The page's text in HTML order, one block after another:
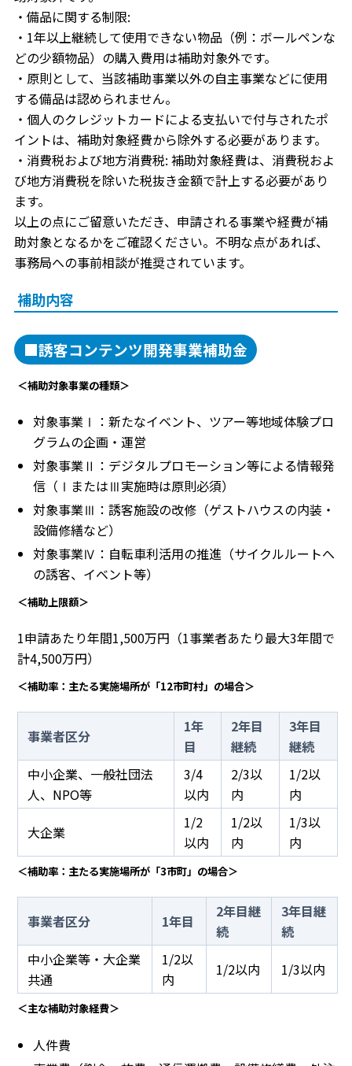
・備品に関する制限:
・1年以上継続して使用できない物品（例：ボールペンな
どの少額物品）の購入費用は補助対象外です。
・原則として、当該補助事業以外の自主事業などに使用
する備品は認められません。
・個人のクレジットカードによる支払いで付与されたポ
イントは、補助対象経費から除外する必要があります。
・消費税および地方消費税: 補助対象経費は、消費税およ
び地方消費税を除いた税抜き金額で計上する必要があり
ます。
以上の点にご留意いただき、申請される事業や経費が補
助対象となるかをご確認ください。不明な点があれば、
事務局への事前相談が推奨されています。
補助内容
■誘客コンテンツ開発事業補助金
＜補助対象事業の種類＞
対象事業Ⅰ：新たなイベント、ツアー等地域体験プロ
グラムの企画・運営
対象事業Ⅱ：デジタルプロモーション等による情報発
信（ⅠまたはⅢ実施時は原則必須）
対象事業Ⅲ：誘客施設の改修（ゲストハウスの内装・
設備修繕など）
対象事業Ⅳ：自転車利活用の推進（サイクルルートへ
の誘客、イベント等）
＜補助上限額＞
1申請あたり年間1,500万円（1事業者あたり最大3年間で
計4,500万円）
＜補助率：主たる実施場所が「12市町村」の場合＞
事業者区分
1年
目
2年目
継続
3年目
継続
中小企業、一般社団法
人、NPO等
3/4
以内
2/3以
内
1/2以
内
大企業
1/2
以内
1/2以
内
1/3以
内
＜補助率：主たる実施場所が「3市町」の場合＞
事業者区分 1年目
2年目継
続
3年目継
続
中小企業等・大企業
共通
1/2以
内
1/2以内 1/3以内
＜主な補助対象経費＞
人件費